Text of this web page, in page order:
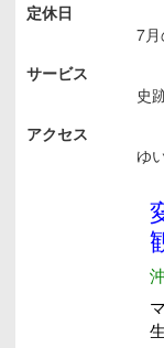
定休日
7
サービス
史
アクセス
ゆ